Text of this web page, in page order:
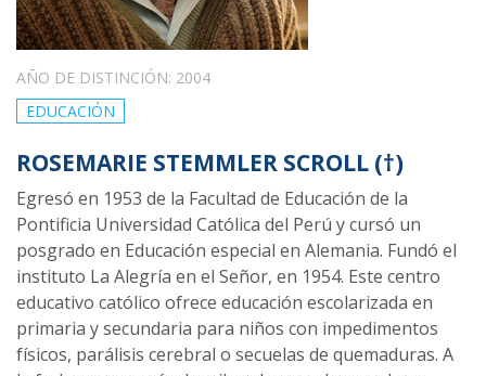
AÑO DE DISTINCIÓN: 2004
EDUCACIÓN
ROSEMARIE STEMMLER SCROLL (†)
Egresó en 1953 de la Facultad de Educación de la
Pontificia Universidad Católica del Perú y cursó un
posgrado en Educación especial en Alemania. Fundó el
instituto La Alegría en el Señor, en 1954. Este centro
educativo católico ofrece educación escolarizada en
primaria y secundaria para niños con impedimentos
físicos, parálisis cerebral o secuelas de quemaduras. A